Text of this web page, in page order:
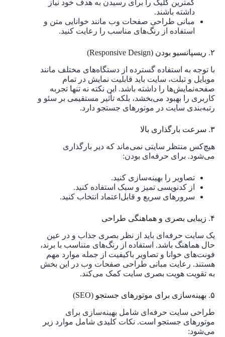
کمترین کلیک را برای رسیدن به هدف خود نیاز
داشته باشند.
مبانی طراحی صفحات وب مانند خوانایی متن و
استفاده از رنگ‌های مناسب را رعایت کنید.
۲. ریسپانسیو بودن (Responsive Design)
با توجه به استفاده گسترده از دستگاه‌های مختلف مانند
موبایل و تبلت، سایت باید قابلیت نمایش در تمام
صفحه‌نمایش‌ها را داشته باشد. این نکته نه تنها تجربه
کاربری را بهبود می‌بخشد، بلکه تأثیر مستقیمی بر سئو و
رتبه‌بندی سایت در موتورهای جستجو دارد.
۳. سرعت بارگذاری بالا
هیچ‌کس منتظر سایتی نمی‌ماند که دیر بارگذاری
می‌شود. برای حرفه‌ای بودن:
تصاویر را بهینه‌سازی کنید.
از کدنویسی تمیز و سبک استفاده کنید.
سرورهای سریع و قابل‌اعتماد انتخاب کنید.
۴. زیبایی بصری و هماهنگی طراحی
یک سایت حرفه‌ای باید از نظر بصری جذاب و در عین
حال هماهنگ باشد. استفاده از رنگ‌های متناسب با برند،
فونت‌های خوانا و تصاویر باکیفیت از جمله موارد مهم
هستند. رعایت مبانی طراحی صفحات وب در این بخش
به تقویت هویت بصری سایت کمک می‌کند.
۵. بهینه‌سازی برای موتورهای جستجو (SEO)
طراحی سایت حرفه‌ای شامل بهینه‌سازی برای
موتورهای جستجو است. نکات کلیدی شامل موارد زیر
می‌شود: